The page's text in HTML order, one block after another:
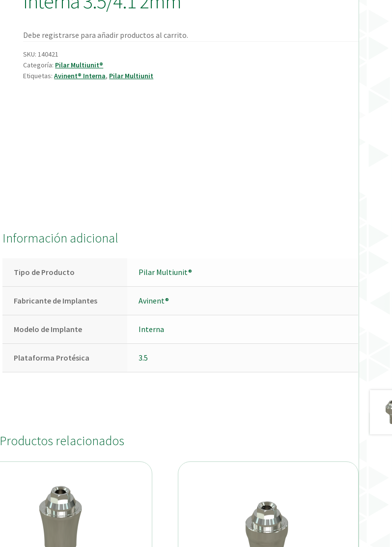
Debe registrarse para añadir productos al carrito.
SKU:140421
Categoría: Pilar Multiunit®
Etiquetas:Avinent® Interna, Pilar Multiunit
Información adicional
Tipo de Producto Pilar Multiunit®
Fabricante de Implantes Avinent®
Modelo de Implante Interna
Plataforma Protésica 3.5
Productos relacionados